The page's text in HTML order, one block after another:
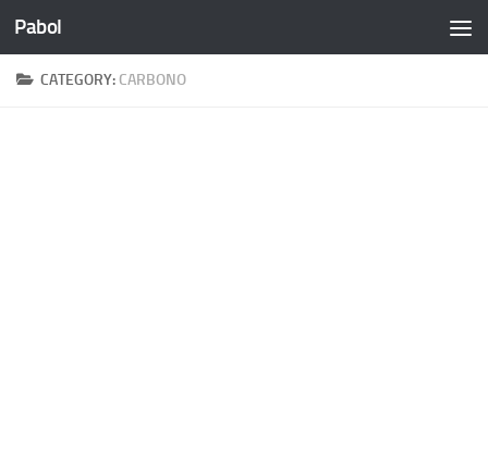
Skip to content
Pabol
CATEGORY: CARBONO